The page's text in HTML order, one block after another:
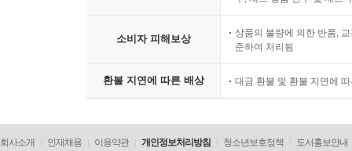
소비자 피해보상
상품의 불량에 의한 반품,
준하여 처리됨
환불 지연에 따른 배상 대금 환불 및 환불 지연에
회사소개 인재채용 이용약관 개인정보처리방침 청소년보호정책 도서홍보안내